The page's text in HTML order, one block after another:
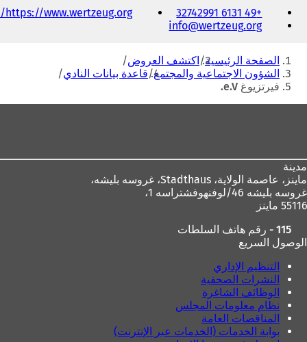
والفاكس
وعنوان
الإلكتروني
+49 6131 32742991
https://www.wertzeug.org/
info
wertzeug org
أنت
هنا
الصفحة الرئيسية اكتشف العروض
الشؤون الاجتماعية والمجتمع قاعدة بيانات النادي
فيرتزيوغ e.V.
مدينة
ماينز، عاصمة الولاية،
غروسه بليشه 46/لوفنهوفشتراسه 1،
55116 ماينز
115 - رقم هاتف السلطات
الوصول السريع
التنظيم الإداري
النشرات الصحفية
الوظائف الشاغرة
نظام معلومات المجلس
المناقصات العامة
بوابة الخدمات (الخدمات عبر الإنترنت)